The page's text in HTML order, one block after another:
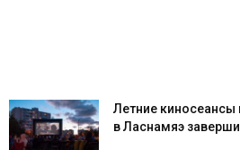
Летние
в Ласнамяэ